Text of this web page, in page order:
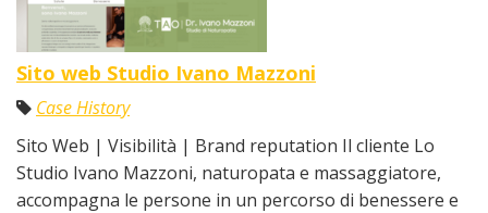
Sito web Studio Ivano Mazzoni
Case History
Sito Web | Visibilità | Brand reputation Il cliente Lo
Studio Ivano Mazzoni, naturopata e massaggiatore,
accompagna le persone in un percorso di benessere e